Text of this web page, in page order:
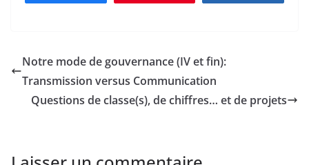
Notre mode de gouvernance (IV et fin):
Transmission versus Communication
Questions de classe(s), de chiffres… et de projets